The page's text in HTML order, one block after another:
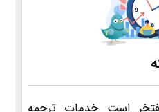
است خدمات ترجمه